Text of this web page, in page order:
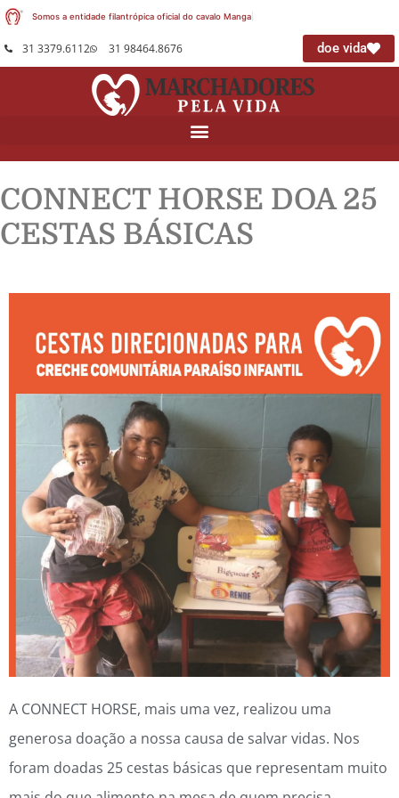
Somos a entidade filantrópica oficial do cavalo Mangalar
31 3379.6112 31 98464.8676 doe vida
CONNECT HORSE DOA 25
CESTAS BÁSICAS
A CONNECT HORSE, mais uma vez, realizou uma
generosa doação a nossa causa de salvar vidas. Nos
foram doadas 25 cestas básicas que representam muito